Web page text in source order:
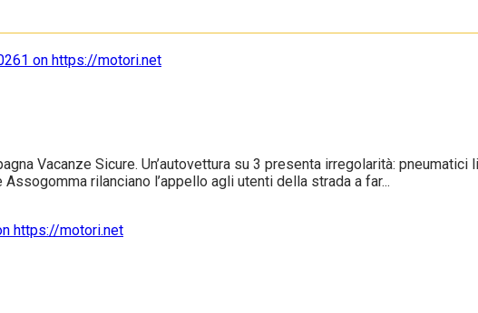
Vacanze Sicure. Un’autovettura su 3 presenta irregolarità:
rilanciano l’appello agli utenti della strada a far...